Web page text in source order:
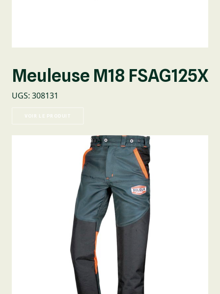
Meuleuse M18 FSAG125X
UGS: 308131
VOIR LE PRODUIT